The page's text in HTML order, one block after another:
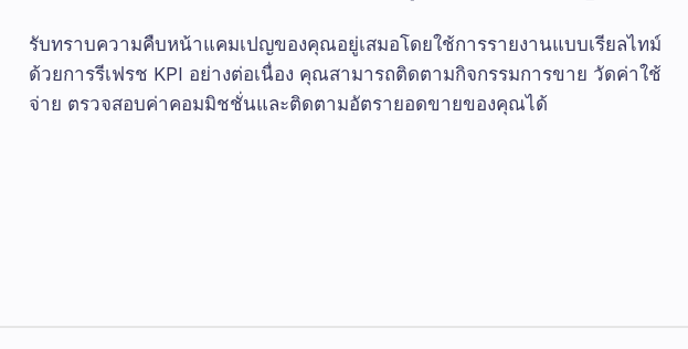
รับทราบความคืบหน้าแคมเปญของคุณอยู่เสมอโดยใช้การรายงานแบบเรียลไทม์
ด้วยการรีเฟรช KPI อย่างต่อเนื่อง คุณสามารถติดตามกิจกรรมการขาย วัดค่าใช้
จ่าย ตรวจสอบค่าคอมมิชชั่นและติดตามอัตรายอดขายของคุณได้